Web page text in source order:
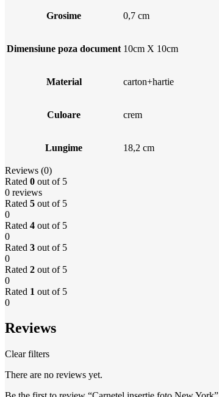
Grosime 0,7 cm
Dimensiune poza document 10cm X 10cm
Material carton+hartie
Culoare crem
Lungime 18,2 cm
Reviews (0)
Rated 0 out of 5
0 reviews
Rated 5 out of 5
0
Rated 4 out of 5
0
Rated 3 out of 5
0
Rated 2 out of 5
0
Rated 1 out of 5
0
Reviews
Clear filters
There are no reviews yet.